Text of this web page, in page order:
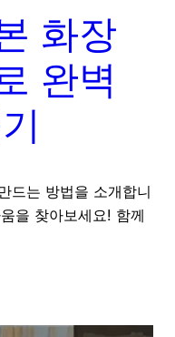
화장
완벽
드는 방법을 소개합니
을 찾아보세요! 함께